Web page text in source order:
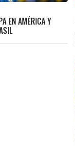
EN AMÉRICA Y